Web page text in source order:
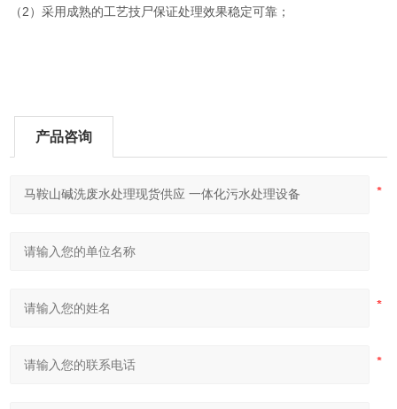
（2）采用成熟的工艺技尸保证处理效果稳定可靠；
产品咨询